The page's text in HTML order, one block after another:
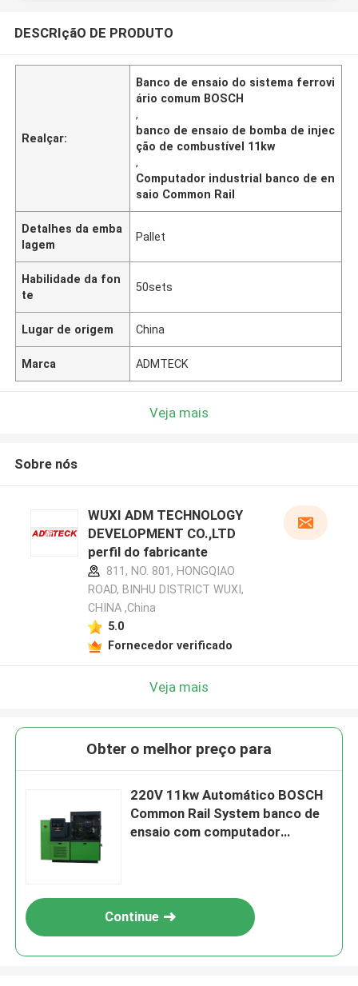
DESCRIçãO DE PRODUTO
Realçar:
Banco de ensaio do sistema ferrovi
ário comum BOSCH
,
banco de ensaio de bomba de injec
ção de combustível 11kw
,
Computador industrial banco de en
saio Common Rail
Detalhes da emba
lagem
Pallet
Habilidade da fon
te
50sets
Lugar de origem China
Marca ADMTECK
Veja mais
Sobre nós
WUXI ADM TECHNOLOGY
DEVELOPMENT CO.,LTD
perfil do fabricante
811, NO. 801, HONGQIAO
ROAD, BINHU DISTRICT WUXI,
CHINA ,China
5.0
Fornecedor verificado
Veja mais
Obter o melhor preço para
220V 11kw Automático BOSCH
Common Rail System banco de
ensaio com computador
Continue